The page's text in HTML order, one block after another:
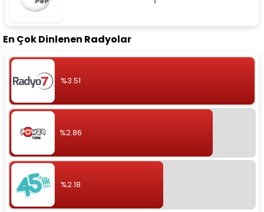
En Çok Dinlenen Radyolar
%3.51
%2.86
%2.18